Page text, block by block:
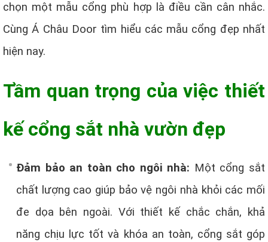
chọn một mẫu cổng phù hợp là điều cần cân nhắc.
Cùng Á Châu Door tìm hiểu các mẫu cổng đẹp nhất
hiện nay.
Tầm quan trọng của việc thiết
kế cổng sắt nhà vườn đẹp
Đảm bảo an toàn cho ngôi nhà: Một cổng sắt
chất lượng cao giúp bảo vệ ngôi nhà khỏi các mối
đe dọa bên ngoài. Với thiết kế chắc chắn, khả
năng chịu lực tốt và khóa an toàn, cổng sắt góp